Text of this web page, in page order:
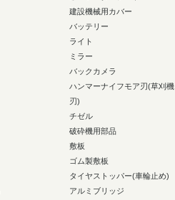
建設機械用カバー
バッテリー
ライト
ミラー
バックカメラ
ハンマーナイフモア刃(草刈機
刃)
チゼル
破砕機用部品
敷板
ゴム製敷板
タイヤストッパー(車輪止め)
アルミブリッジ